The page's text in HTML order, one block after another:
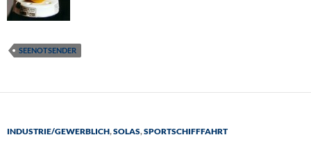
SEENOTSENDER
INDUSTRIE/GEWERBLICH,SOLAS,SPORTSCHIFFFAHRT